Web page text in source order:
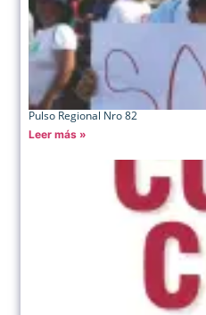
Pulso Regional Nro 82
Leer más »